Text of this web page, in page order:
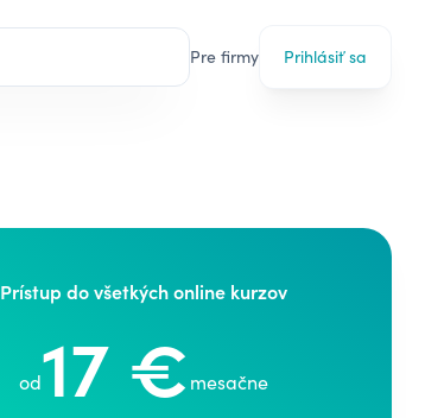
Pre firmy Prihlásiť sa
Prístup do všetkých online kurzov
od17 € mesačne